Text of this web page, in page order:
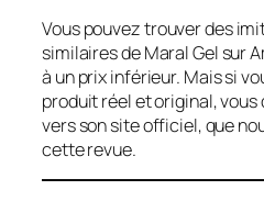
Vous pouvez trouver des
similaires de Maral Gel sur
à un prix inférieur. Mais si
produit réel et original,
vers son site officiel, que
cette revue.